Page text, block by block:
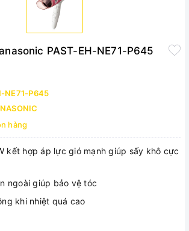
PAST-EH-NE71-P645
NE71-P645
hàng
kết hợp áp lực gió mạnh giúp sấy khô cực
ngoài giúp bảo vệ tóc
khi nhiệt quá cao